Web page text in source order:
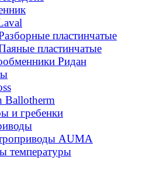
пластинчатые
пластинчатые
Ридан
Ballotherm
и гребенки
AUMA
температуры